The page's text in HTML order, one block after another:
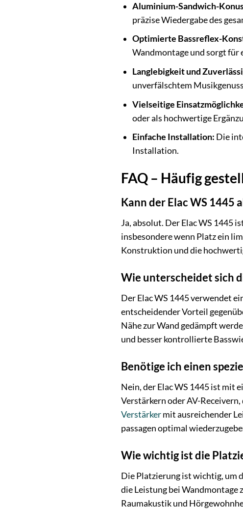
Aluminium-Sandwich-
präzise Wiedergabe des
Optimierte Bassreflex-
Wandmontage und sorgt für
Langlebigkeit und
unverfälschtem
Vielseitige
oder als hochwertige
Einfache Installation: Die
Installation.
FAQ – Häufig
Kann der Elac WS
Ja, absolut. Der Elac WS 1445
insbesondere wenn Platz ein
Konstruktion und die
Wie unterscheidet sich
Der Elac WS 1445 verwendet
entscheidender Vorteil
Nähe zur Wand gedämpft
und besser kontrollierte
Benötige ich einen
Nein, der Elac WS 1445 ist mit
Verstärkern oder AV-
Verstärkermit ausreichender
passagen optimal
Wie wichtig ist die
Die Platzierung ist wichtig, um
die Leistung bei Wandmontage
Raumakustik und